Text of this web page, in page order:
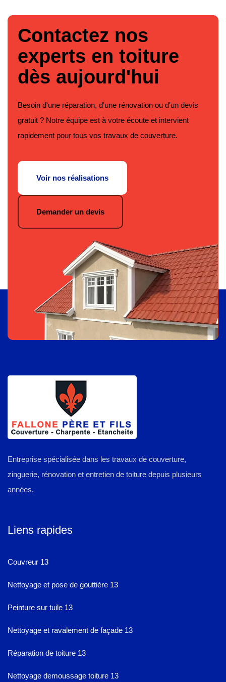
Contactez nos
experts en toiture
dès aujourd'hui
Besoin d'une réparation, d'une rénovation ou d'un devis
gratuit ? Notre équipe est à votre écoute et intervient
rapidement pour tous vos travaux de couverture.
Voir nos réalisations
Demander un devis
Entreprise spécialisée dans les travaux de couverture,
zinguerie, rénovation et entretien de toiture depuis plusieurs
années.
Liens rapides
Couvreur 13
Nettoyage et pose de gouttière 13
Peinture sur tuile 13
Nettoyage et ravalement de façade 13
Réparation de toiture 13
Nettoyage demoussage toiture 13